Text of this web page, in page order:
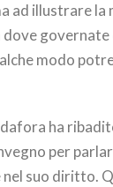
ad illustrare la
governate
modo
ha
per
suo diritto.